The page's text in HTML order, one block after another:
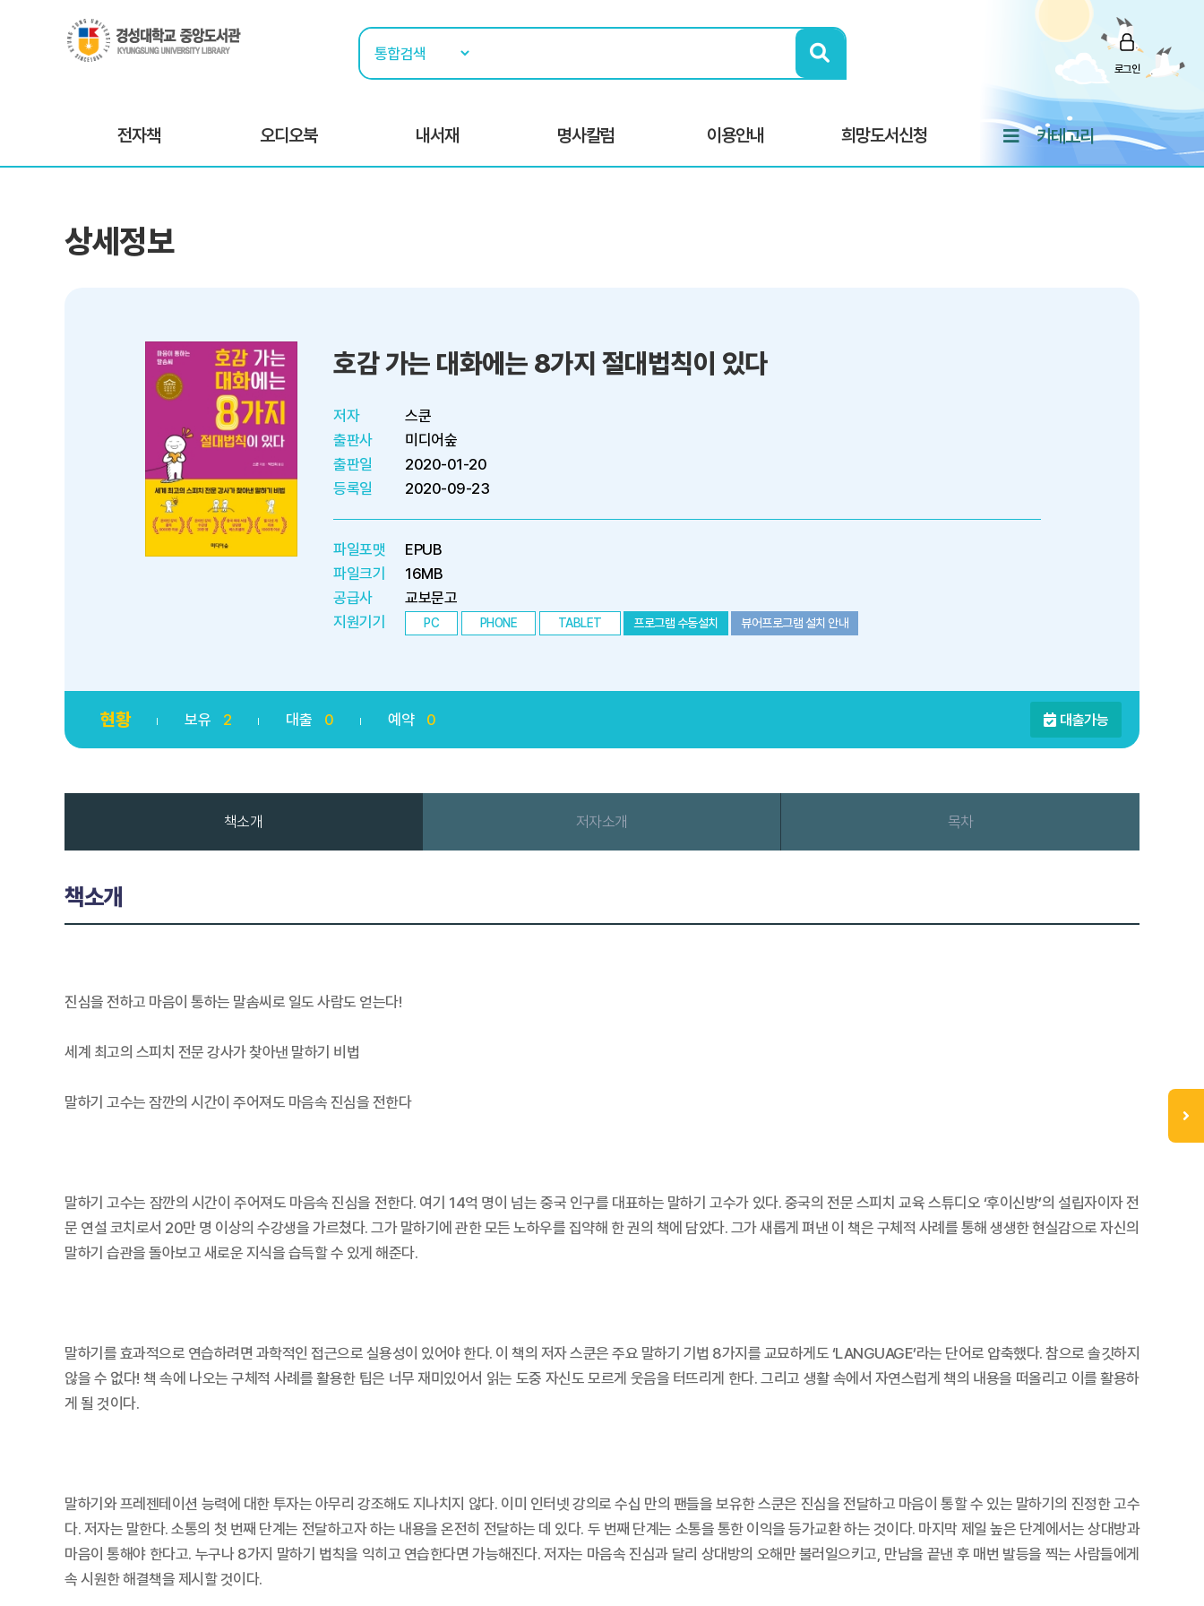
로그인
전자책 오디오북 내서재 명사칼럼 이용안내 희망도서신청 카테고리
상세정보
호감 가는 대화에는 8가지 절대법칙이 있다
저자
스쿤
출판사
미디어숲
출판일
2020-01-20
등록일
2020-09-23
파일포맷
EPUB
파일크기
16MB
공급사
교보문고
지원기기
PC PHONE TABLET 프로그램 수동설치 뷰어프로그램 설치 안내
현황 보유 2 대출 0 예약 0 대출가능
책소개 저자소개 목차
책소개
진심을 전하고 마음이 통하는 말솜씨로 일도 사람도 얻는다!
세계 최고의 스피치 전문 강사가 찾아낸 말하기 비법
말하기 고수는 잠깐의 시간이 주어져도 마음속 진심을 전한다
말하기 고수는 잠깐의 시간이 주어져도 마음속 진심을 전한다. 여기 14억 명이 넘는 중국 인구를 대표하는 말하기 고수가 있다. 중국의 전문 스피치 교육 스튜디오 ‘후이신방’의 설립자이자 전
문 연설 코치로서 20만 명 이상의 수강생을 가르쳤다. 그가 말하기에 관한 모든 노하우를 집약해 한 권의 책에 담았다. 그가 새롭게 펴낸 이 책은 구체적 사례를 통해 생생한 현실감으로 자신의
말하기 습관을 돌아보고 새로운 지식을 습득할 수 있게 해준다.
말하기를 효과적으로 연습하려면 과학적인 접근으로 실용성이 있어야 한다. 이 책의 저자 스쿤은 주요 말하기 기법 8가지를 교묘하게도 ‘LANGUAGE’라는 단어로 압축했다. 참으로 솔깃하지
않을 수 없다! 책 속에 나오는 구체적 사례를 활용한 팁은 너무 재미있어서 읽는 도중 자신도 모르게 웃음을 터뜨리게 한다. 그리고 생활 속에서 자연스럽게 책의 내용을 떠올리고 이를 활용하
게 될 것이다.
말하기와 프레젠테이션 능력에 대한 투자는 아무리 강조해도 지나치지 않다. 이미 인터넷 강의로 수십 만의 팬들을 보유한 스쿤은 진심을 전달하고 마음이 통할 수 있는 말하기의 진정한 고수
다. 저자는 말한다. 소통의 첫 번째 단계는 전달하고자 하는 내용을 온전히 전달하는 데 있다. 두 번째 단계는 소통을 통한 이익을 등가교환 하는 것이다. 마지막 제일 높은 단계에서는 상대방과
마음이 통해야 한다고. 누구나 8가지 말하기 법칙을 익히고 연습한다면 가능해진다. 저자는 마음속 진심과 달리 상대방의 오해만 불러일으키고, 만남을 끝낸 후 매번 발등을 찍는 사람들에게
속 시원한 해결책을 제시할 것이다.